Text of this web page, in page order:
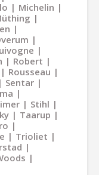
Michelin
Robert
Rousseau
Sentar
Stihl
Taarup
Trioliet